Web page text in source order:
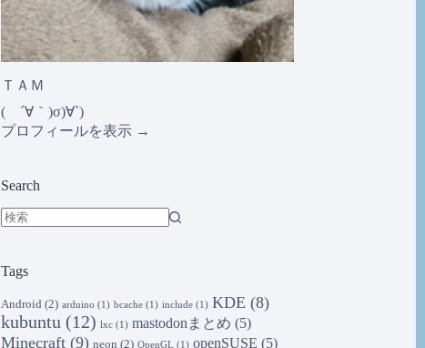
ＴＡＭ
( ´∀｀)σ)∀`)
プロフィールを表示 →
Search
な
Tags
Android (2) arduino (1) bcache (1) include (1) KDE (8)
kubuntu (12) lxc (1) mastodonまとめ (5)
Minecraft (9) neon (2) OpenGL (1) openSUSE (5)